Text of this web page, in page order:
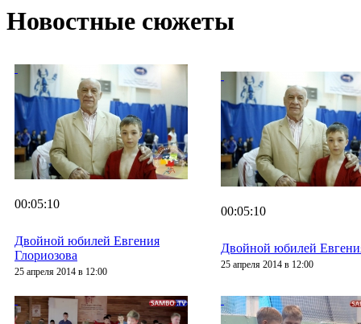
Новостные сюжеты
00:05:10
Двойной юбилей Евгения
Глориозова
25 апреля 2014 в 12:00
00:05:10
Двойной юбилей
25 апреля 2014 в 12:00